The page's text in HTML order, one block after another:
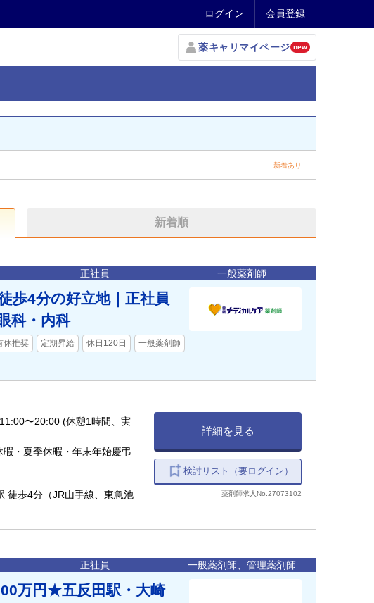
ログイン 会員登録
薬キャリマイページ new
新着あり
新着順
正社員 一般薬剤師
歩4分の好立地｜正社員
科・内科
休推奨 定期昇給 休日120日 一般薬剤師
・夏季休暇・年末年始慶弔
徒歩4分（JR山手線、東急池
詳細を見る
検討リスト（要ログイン）
薬剤師求人No.27073102
正社員 一般薬剤師、管理薬剤師
万円★五反田駅・大崎